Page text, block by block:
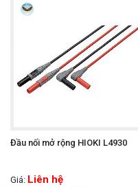
Đầu nối mở rộng HIOKI L4930
Giá: Liên hệ